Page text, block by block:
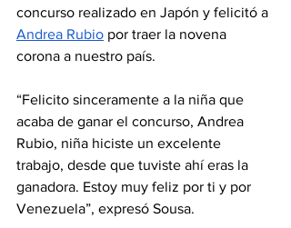
concurso realizado en Japón y felicitó a
Andrea Rubio por traer la novena
corona a nuestro país.
“Felicito sinceramente a la niña que
acaba de ganar el concurso, Andrea
Rubio, niña hiciste un excelente
trabajo, desde que tuviste ahí eras la
ganadora. Estoy muy feliz por ti y por
Venezuela”, expresó Sousa.